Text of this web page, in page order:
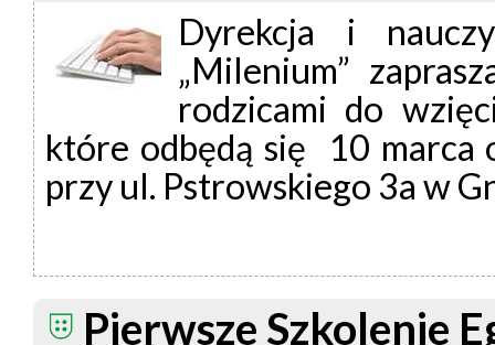
Dyrekcja i
„Milenium”
rodzicami do
które odbędą się 10 marca
przy ul. Pstrowskiego 3a w
Pierwsze Szkolenie